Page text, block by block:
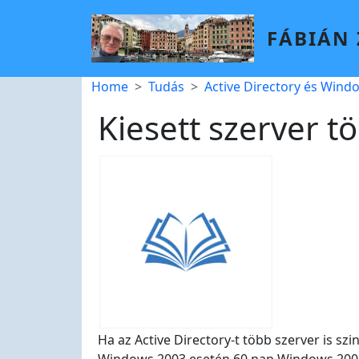
FÁBIÁN
Breadcrumb
Home Tudás Active Directory és
Kiesett szerver
Ha az Active Directory-t több szerver is